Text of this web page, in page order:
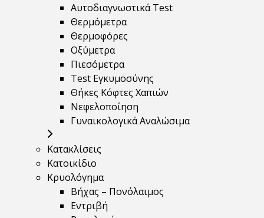
Αυτοδιαγνωστικά Test
Θερμόμετρα
Θερμοφόρες
Οξύμετρα
Πιεσόμετρα
Test Εγκυμοσύνης
Θήκες Κόφτες Χαπιών
Νεφελοποίηση
Γυναικολογικά Αναλώσιμα
Κατακλίσεις
Κατοικίδιο
Κρυολόγημα
Βήχας – Πονόλαιμος
Εντριβή